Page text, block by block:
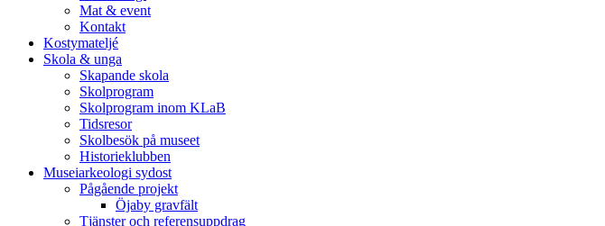
Mat & event
Kontakt
Kostymateljé
Skola & unga
Skapande skola
Skolprogram
Skolprogram inom KLaB
Tidsresor
Skolbesök på museet
Historieklubben
Museiarkeologi sydost
Pågående projekt
Öjaby gravfält
Tjänster och referensuppdrag